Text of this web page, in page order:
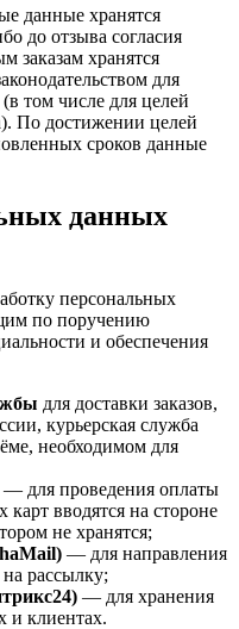
данные хранятся
до отзыва согласия
заказам хранятся
для
том числе для целей
По достижении целей
сроков данные
данных
персональных
по поручению
и обеспечения
для доставки заказов,
курьерская служба
необходимом для
— для проведения оплаты
вводятся на стороне
не хранятся;
— для направления
рассылку;
— для хранения
и клиентах.